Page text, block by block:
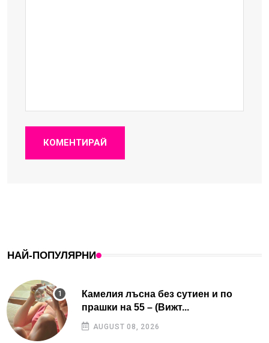
КОМЕНТИРАЙ
НАЙ-ПОПУЛЯРНИ
Камелия лъсна без сутиен и по
прашки на 55 – (Вижт...
AUGUST 08, 2026